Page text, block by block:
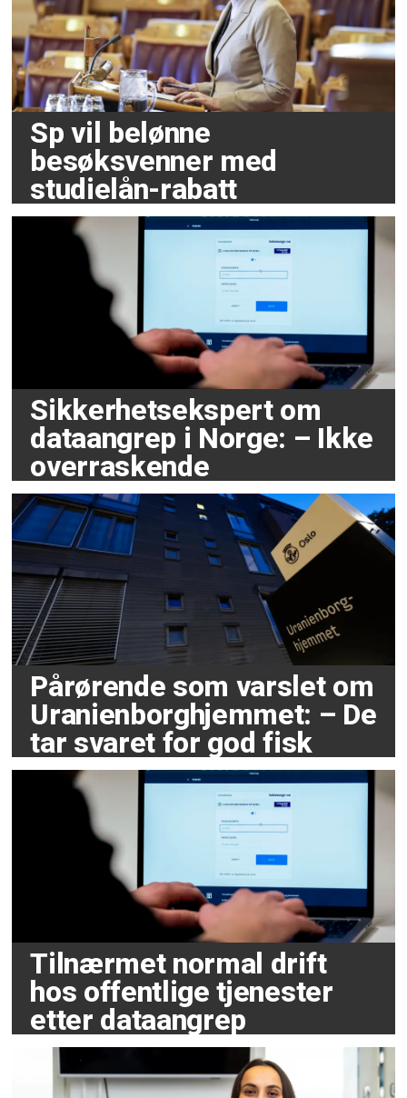
Sp vil belønne
besøksvenner med
studielån-rabatt
Sikkerhetsekspert om
dataangrep i Norge: – Ikke
overraskende
Pårørende som varslet om
Uranienborghjemmet: – De
tar svaret for god fisk
Tilnærmet normal drift
hos offentlige tjenester
etter dataangrep